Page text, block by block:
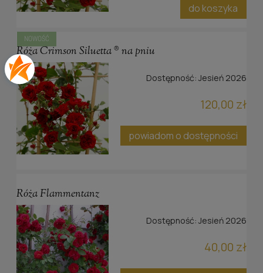
do koszyka
Róża Crimson Siluetta ® na pniu
Dostępność: Jesień 2026
120,00 zł
powiadom o dostępności
NOWOŚĆ
Róża Flammentanz
Dostępność: Jesień 2026
40,00 zł